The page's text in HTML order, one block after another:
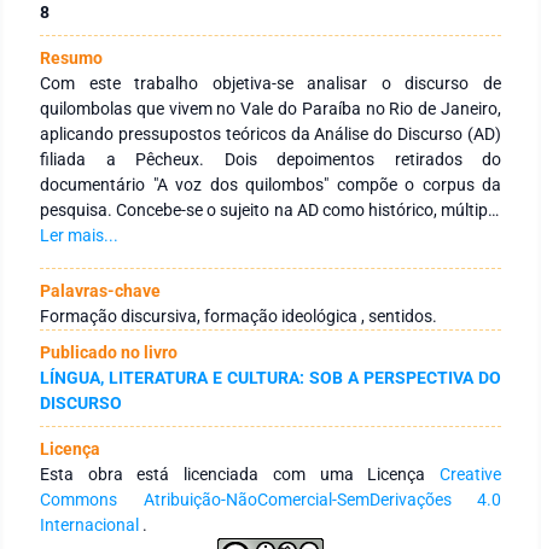
8
Resumo
Com este trabalho objetiva-se analisar o discurso de
quilombolas que vivem no Vale do Paraíba no Rio de Janeiro,
aplicando pressupostos teóricos da Análise do Discurso (AD)
filiada a Pêcheux. Dois depoimentos retirados do
documentário "A voz dos quilombos" compõe o corpus da
pesquisa. Concebe-se o sujeito na AD como histórico, múltiplo
e disperso, ao mesmo tempo livre e submisso. Observa-se que
função que o sujeito ocupa numa sociedade hierarquizada,
na qual as relações de força e de poder se mantêm pelos
papéis sociais desempenhados por cada um, interpelado por
uma formação ideológica específica.
Ler mais...
Palavras-chave
Formação discursiva, formação ideológica , sentidos.
Publicado no livro
LÍNGUA, LITERATURA E CULTURA: SOB A PERSPECTIVA DO
DISCURSO
Licença
Esta obra está licenciada com uma Licença Creative
Commons Atribuição-NãoComercial-SemDerivações 4.0
Internacional .